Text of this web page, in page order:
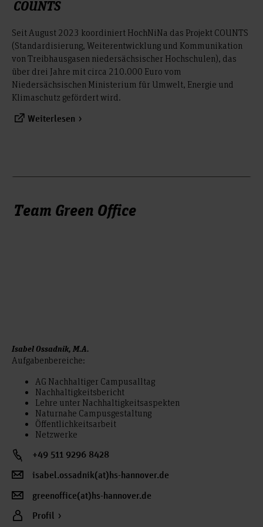
COUNTS
Seit August 2023 koordiniert HochNiNa das Projekt COUNTS
(Standardisierung, Weiterentwicklung und Kommunikation
von Treibhausgasen niedersächsischer Hochschulen), das
über drei Jahre mit circa 210.000 Euro vom
Niedersächsischen Ministerium für Umwelt, Energie und
Klimaschutz gefördert wird.
Weiterlesen
Team Green Office
Isabel Ossadnik, M.A.
Aufgabenbereiche:
AG Nachhaltiger Campusalltag
Nachhaltigkeitsbericht
Lehre unter Nachhaltigkeitsaspekten
Naturnahe Campusgestaltung
Öffentlichkeitsarbeit
Netzwerke
+49 511 9296 8428
isabel.ossadnik(at)hs-hannover.de
greenoffice(at)hs-hannover.de
Profil